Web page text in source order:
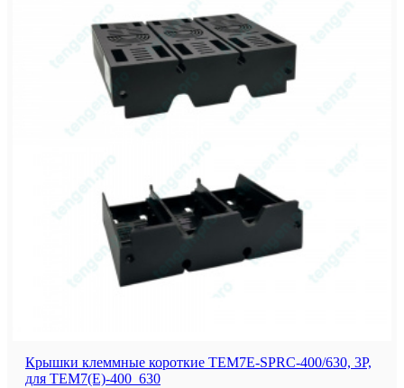
Крышки клеммные короткие TEM7E-SPRC-400/630, 3P,
для TEM7(E)-400_630